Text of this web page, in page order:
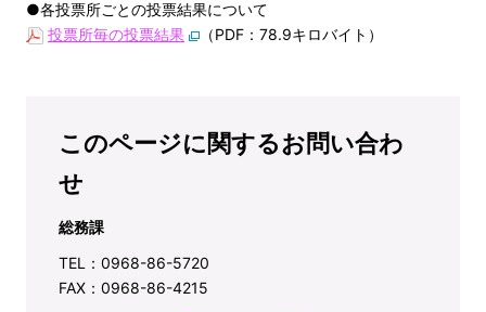
●各投票所ごとの投票結果について
投票所毎の投票結果
（PDF：78.9キロバイト）
このページに関するお問い合わ
せ
総務課
TEL：0968-86-5720
FAX：0968-86-4215